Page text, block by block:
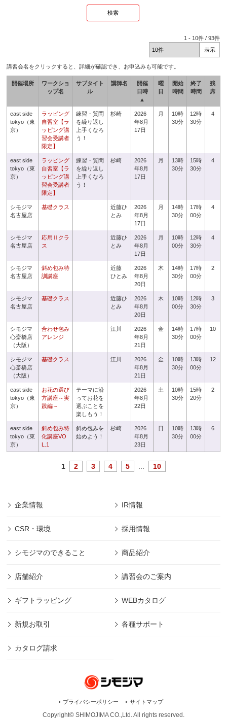
1 - 10件 /93件
講習会名をクリックすると、詳細が確認でき、お申込みも可能です。
開催場所
ワークショ
ップ名
サブタイト
ル
講師名
開催
日時
▲
曜
日
開始
時間
終了
時間
残
席
east side
tokyo（東
京）
ラッピング
自習室【ラ
ッピング講
習会受講者
限定】
練習・質問
を繰り返し
上手くなろ
う！
杉崎
2026
年8月
17日
月
10時
30分
12時
30分
4
east side
tokyo（東
京）
ラッピング
自習室【ラ
ッピング講
習会受講者
限定】
練習・質問
を繰り返し
上手くなろ
う！
杉崎
2026
年8月
17日
月
13時
30分
15時
30分
4
シモジマ
名古屋店
基礎クラス
近藤ひ
とみ
2026
年8月
17日
月
14時
30分
17時
00分
4
シモジマ
名古屋店
応用Ⅱクラ
ス
近藤ひ
とみ
2026
年8月
17日
月
10時
00分
12時
30分
4
シモジマ
名古屋店
斜め包み特
訓講座
近藤
ひとみ
2026
年8月
20日
木
14時
30分
17時
00分
2
シモジマ
名古屋店
基礎クラス
近藤ひ
とみ
2026
年8月
20日
木
10時
00分
12時
30分
3
シモジマ
心斎橋店
（大阪）
合わせ包み
アレンジ
江川
2026
年8月
21日
金
14時
30分
17時
00分
10
シモジマ
心斎橋店
（大阪）
基礎クラス 江川
2026
年8月
21日
金
10時
30分
13時
00分
12
east side
tokyo（東
京）
お花の選び
方講座～実
践編～
テーマに沿
ってお花を
選ぶことを
楽しもう！
2026
年8月
22日
土
10時
30分
15時
20分
2
east side
tokyo（東
京）
斜め包み特
化講座VO
L.1
斜め包みを
始めよう！
杉崎
2026
年8月
23日
日
10時
30分
13時
00分
6
1 2 3 4 5 10
企業情報 IR情報
CSR・環境 採用情報
シモジマのできること 商品紹介
店舗紹介 講習会のご案内
ギフトラッピング WEBカタログ
新規お取引 各種サポート
カタログ請求
プライバシーポリシー サイトマップ
Copyright© SHIMOJIMA CO.,Ltd. All rights reserved.